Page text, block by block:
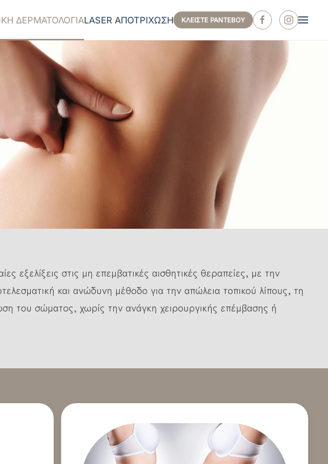
ΔΕΡΜΑΤΟΛΟΓΙΑLASER ΑΠΟΤΡΙΧΩΣΗ ΚΛΕΙΣΤΕ ΡΑΝΤΕΒΟΥ
εξελίξεις στις μη επεμβατικές αισθητικές θεραπείες, με την
και ανώδυνη μέθοδο για την απώλεια τοπικού λίπους, τη
του σώματος, χωρίς την ανάγκη χειρουργικής επέμβασης ή